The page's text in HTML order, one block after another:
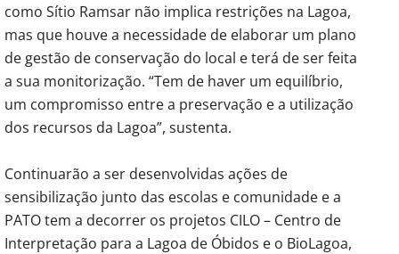
como Sítio Ramsar não implica restrições na Lagoa,
mas que houve a necessidade de elaborar um plano
de gestão de conservação do local e terá de ser feita
a sua monitorização. “Tem de haver um equilíbrio,
um compromisso entre a preservação e a utilização
dos recursos da Lagoa”, sustenta.
Continuarão a ser desenvolvidas ações de
sensibilização junto das escolas e comunidade e a
PATO tem a decorrer os projetos CILO – Centro de
Interpretação para a Lagoa de Óbidos e o BioLagoa,